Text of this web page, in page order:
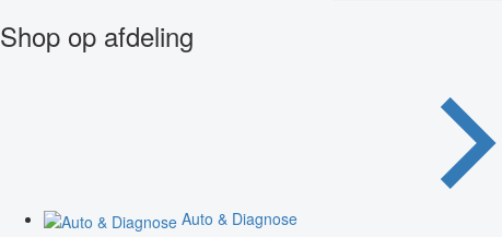
Shop op afdeling
Auto & Diagnose